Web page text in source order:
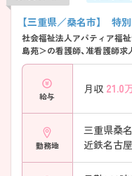
【三重県／桑名市】 特
社会福祉法人アパティア福
島苑＞の看護師、准看護師求
給与
月収 21.0
勤務地
三重県桑
近鉄名古